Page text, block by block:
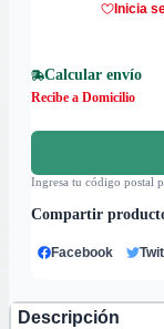
Inicia
Calcular envío
Recibe a Domicilio
Ingresa tu código postal
Compartir
Facebook
Descripción